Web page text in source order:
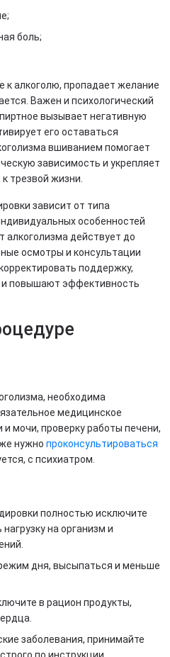
боль;
к алкоголю, пропадает желание
Важен и психологический
вызывает негативную
его оставаться
вшиванием помогает
зависимость и укрепляет
трезвой жизни.
зависит от типа
особенностей
алкоголизма действует до
осмотры и консультации
поддержку,
и повышают эффективность
необходима
медицинское
мочи, проверку работы печени,
нужно проконсультироваться
с психиатром.
полностью исключите
на организм и
дня, высыпаться и меньше
в рацион продукты,
заболевания, принимайте